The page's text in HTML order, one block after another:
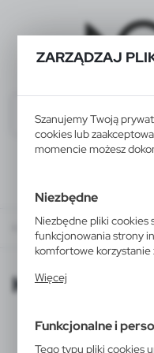
ZARZĄDZAJ
Szanujemy Twoją
cookies lub
momencie możesz
Niezbędne
Niezbędne pliki cookies
funkcjonowania strony
komfortowe korzystanie
działania w celu m.in.
korzystasz, może
Więcej
Funkcjonalne i
Tego typu pliki cookies
KATALOGI ONLINE
KATALOGI